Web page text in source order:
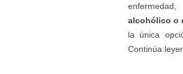
alcohólico o
la única
Continúa